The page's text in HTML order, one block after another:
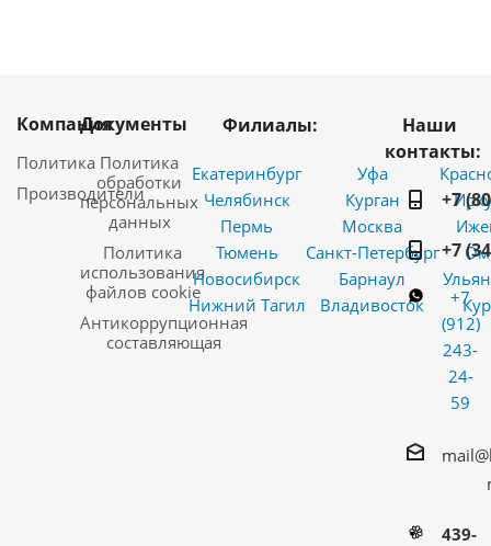
Компания
Политика
Производители
Документы
Политика
обработки
персональных
данных
Политика
использования
файлов cookie
Антикоррупционная
составляющая
Филиалы:
Екатеринбург
Челябинск
Пермь
Тюмень
Новосибирск
Нижний Тагил
Уфа
Курган
Москва
Санкт-Петербург
Барнаул
Владивосток
Наши
контакты:
+7
+7
+7
(912)
243-
24-
59
439-